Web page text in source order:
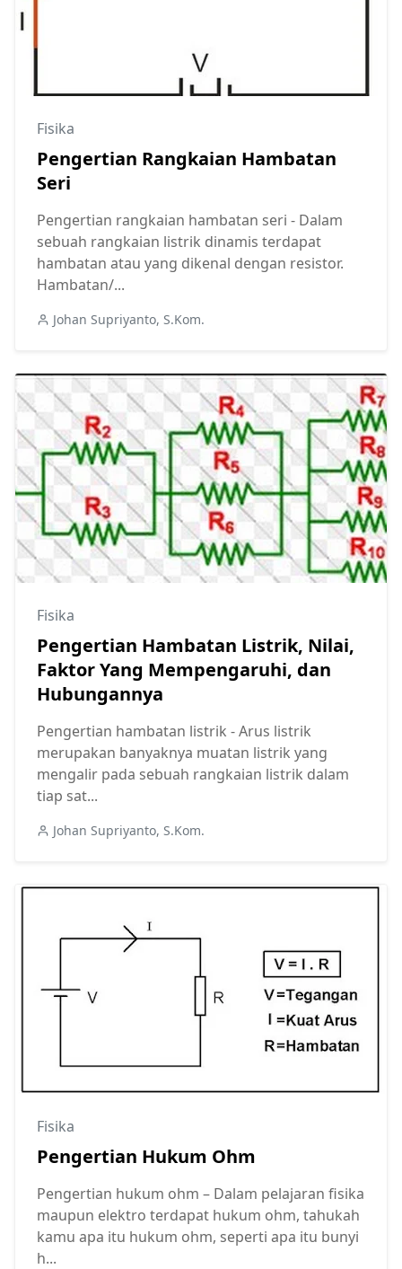
Fisika
Pengertian Rangkaian Hambatan
Seri
Pengertian rangkaian hambatan seri - Dalam
sebuah rangkaian listrik dinamis terdapat
hambatan atau yang dikenal dengan resistor.
Hambatan/...
Johan Supriyanto, S.Kom.
Fisika
Pengertian Hambatan Listrik, Nilai,
Faktor Yang Mempengaruhi, dan
Hubungannya
Pengertian hambatan listrik - Arus listrik
merupakan banyaknya muatan listrik yang
mengalir pada sebuah rangkaian listrik dalam
tiap sat...
Johan Supriyanto, S.Kom.
Fisika
Pengertian Hukum Ohm
Pengertian hukum ohm – Dalam pelajaran fisika
maupun elektro terdapat hukum ohm, tahukah
kamu apa itu hukum ohm, seperti apa itu bunyi
h...